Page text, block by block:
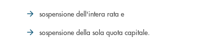
sospensione dell'intera rata e
sospensione della sola quota capitale.